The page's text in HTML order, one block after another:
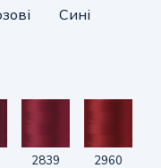
Сині
2839 2960